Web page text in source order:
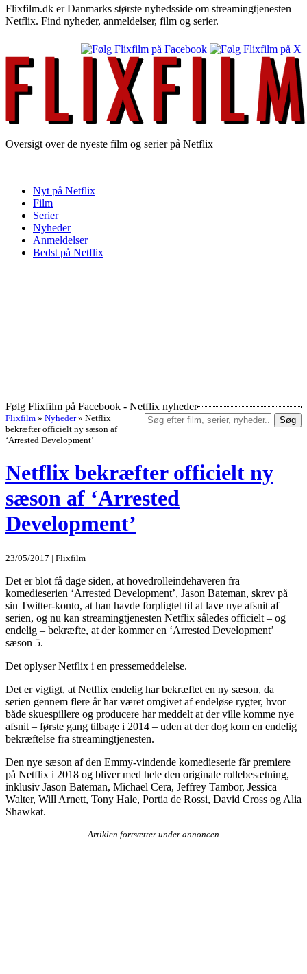
Flixfilm.dk er Danmarks største nyhedsside om streamingtjenesten
Netflix. Find nyheder, anmeldelser, film og serier.
Oversigt over de nyeste film og serier på Netflix
Nyt på Netflix
Film
Serier
Nyheder
Anmeldelser
Bedst på Netflix
Følg Flixfilm på Facebook - Netflix nyheder
Søg
Flixfilm » Nyheder » Netflix
bekræfter officielt ny sæson af
‘Arrested Development’
Netflix bekræfter officielt ny
sæson af ‘Arrested
Development’
23/05/2017 | Flixfilm
Det er blot få dage siden, at hovedrolleindehaveren fra
komedieserien ‘Arrested Development’, Jason Bateman, skrev på
sin Twitter-konto, at han havde forpligtet til at lave nye afsnit af
serien, og nu kan streamingtjenesten Netflix således officielt – og
endelig – bekræfte, at der kommer en ‘Arrested Development’
sæson 5.
Det oplyser Netflix i en pressemeddelelse.
Det er vigtigt, at Netflix endelig har bekræftet en ny sæson, da
serien gennem flere år har været omgivet af endeløse rygter, hvor
både skuespillere og producere har meddelt at der ville komme nye
afsnit – første gang tilbage i 2014 – uden at der dog kom en endelig
bekræftelse fra streamingtjenesten.
Den nye sæson af den Emmy-vindende komedieserie får premiere
på Netflix i 2018 og bliver med hele den originale rollebesætning,
inklusiv Jason Bateman, Michael Cera, Jeffrey Tambor, Jessica
Walter, Will Arnett, Tony Hale, Portia de Rossi, David Cross og Alia
Shawkat.
Artiklen fortsætter under annoncen